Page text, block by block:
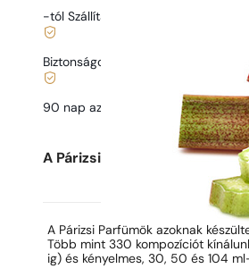
-tól Szállítás
Biztonságos vásárlás és fizetés
90 nap az illat kipróbálására
A Párizsi Parfümök-ről
A Párizsi Parfümök azoknak
Több mint 330 kompozíciót
ig) és kényelmes, 30, 50 és 104